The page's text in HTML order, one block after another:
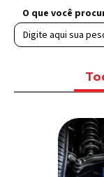
O que você